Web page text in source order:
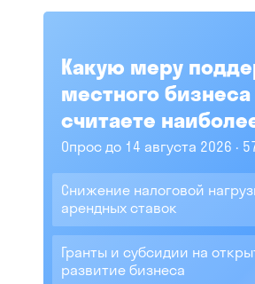
Какую меру
местного
считаете
Опрос до 14 августа 2026
Снижение налоговой
арендных ставок
Гранты и субсидии на
развитие бизнеса